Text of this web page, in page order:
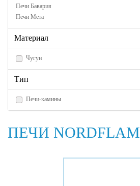
Печи Бавария
Печи Мета
Материал
Чугун
Тип
Печи-камины
ПЕЧИ NORDFLAM